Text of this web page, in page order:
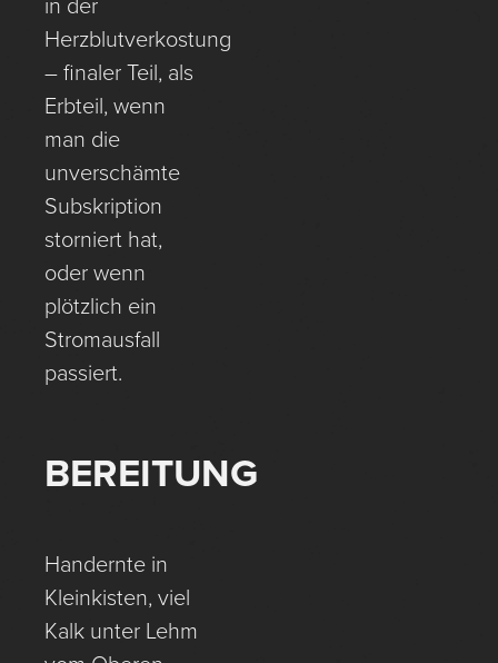
in der
Herzblutverkostung
– finaler Teil, als
Erbteil, wenn
man die
unverschämte
Subskription
storniert hat,
oder wenn
plötzlich ein
Stromausfall
passiert.
BEREITUNG
Handernte in
Kleinkisten, viel
Kalk unter Lehm